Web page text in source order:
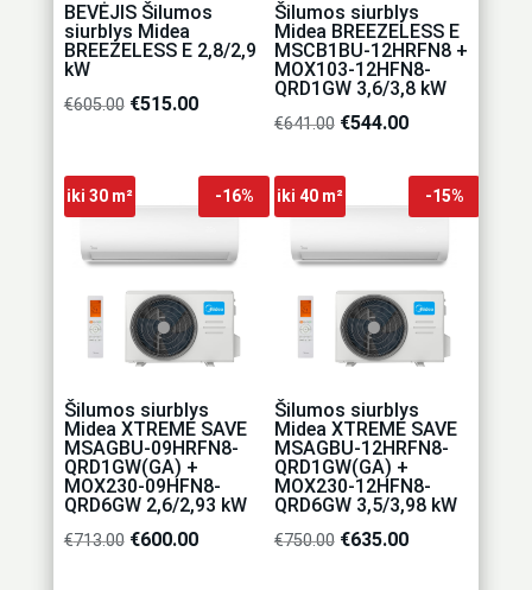
BEVĖJIS Šilumos
siurblys Midea
BREEZELESS E 2,8/2,9
kW
€605.00 Original
€605.00.
€515.00Current
€515.00.
Šilumos siurblys
Midea BREEZELESS E
MSCB1BU-12HRFN8 +
MOX103-12HFN8-
QRD1GW 3,6/3,8 kW
€641.00 Original
was:
€641.00.
€544.00Current
is:
€544.00.
iki 30 m² -16%
Šilumos siurblys
Midea XTREME SAVE
MSAGBU-09HRFN8-
QRD1GW(GA) +
MOX230-09HFN8-
QRD6GW 2,6/2,93 kW
€713.00 Original
€600.00Current
iki 40 m² -15%
Šilumos siurblys
Midea XTREME SAVE
MSAGBU-12HRFN8-
QRD1GW(GA) +
MOX230-12HFN8-
QRD6GW 3,5/3,98 kW
€750.00 Original
€635.00Current